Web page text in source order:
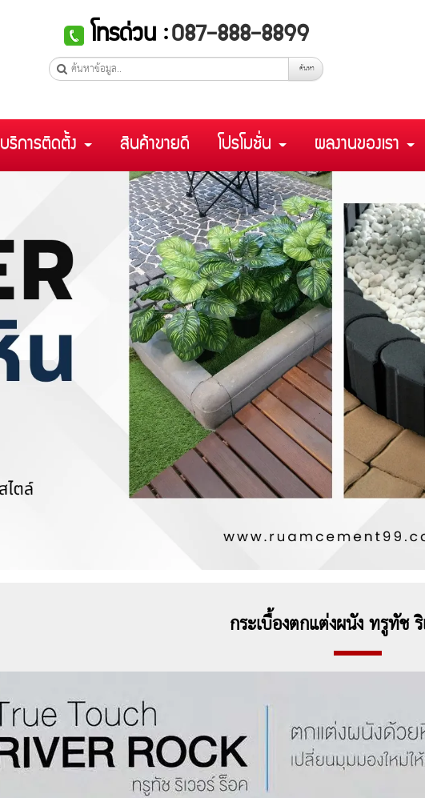
บริการติดตั้ง สินค้าขายดี โปรโมชั่น ผลงานของเรา
โทรด่วน : 087-888-8899
ค้นหา
กระเบื้องตกแต่งผนัง ทรูทัช